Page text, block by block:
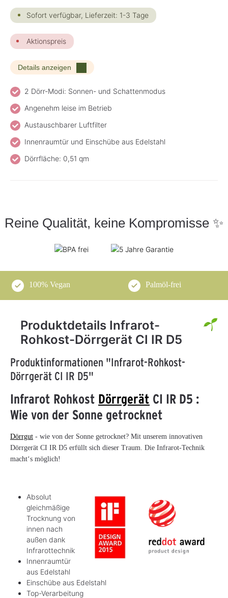
Sofort verfügbar, Lieferzeit: 1-3 Tage
Aktionspreis
Details anzeigen
2 Dörr-Modi: Sonnen- und Schattenmodus
Angenehm leise im Betrieb
Austauschbarer Luftfilter
Innenraumtür und Einschübe aus Edelstahl
Dörrfläche: 0,51 qm
Reine Qualität, keine Kompromisse ✨
100% Vegan Palmöl-frei
Produktdetails Infrarot-
Rohkost-Dörrgerät CI IR D5
Produktinformationen "Infrarot-Rohkost-
Dörrgerät CI IR D5"
Infrarot Rohkost Dörrgerät CI IR D5 :
Wie von der Sonne getrocknet
Dörrgut - wie von der Sonne getrocknet? Mit unserem innovativen
Dörrgerät CI IR D5 erfüllt sich dieser Traum. Die Infrarot-Technik
macht‘s möglich!
Absolut
gleichmäßige
Trocknung von
innen nach
außen dank
Infrarottechnik
Innenraumtür
aus Edelstahl
Einschübe aus Edelstahl
Top-Verarbeitung